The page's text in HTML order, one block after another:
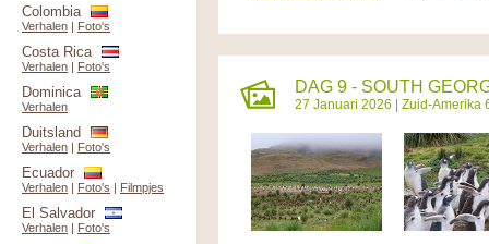
DAG 9 - SOUTH
27 Januari 2026 | Zuid-Amerika
Colombia
Verhalen | Foto's
Costa Rica
Verhalen | Foto's
Dominica
Verhalen
Duitsland
Verhalen | Foto's
Ecuador
Verhalen | Foto's | Filmpjes
El Salvador
Verhalen | Foto's